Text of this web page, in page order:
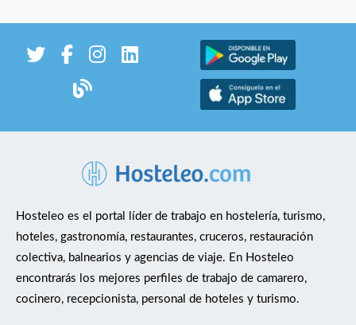
Hosteleo es el portal líder de trabajo en hostelería, turismo,
hoteles, gastronomía, restaurantes, cruceros, restauración
colectiva, balnearios y agencias de viaje. En Hosteleo
encontrarás los mejores perfiles de trabajo de camarero,
cocinero, recepcionista, personal de hoteles y turismo.